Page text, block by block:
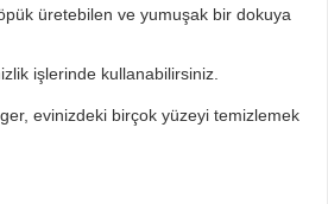
üretebilen ve yumuşak bir dokuya
işlerinde kullanabilirsiniz.
evinizdeki birçok yüzeyi temizlemek